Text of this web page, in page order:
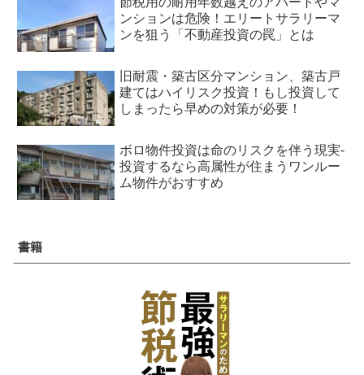
ンションは危険！エリートサラリーマ
ンを狙う「不動産投資の罠」とは
旧耐震・築古区分マンション、築古戸
建てはハイリスク投資！もし投資して
しまったら早めの対策が必要！
ボロ物件投資は命のリスクを伴う現実-
投資するなら高属性が住まうワンルー
ム物件がおすすめ
書籍